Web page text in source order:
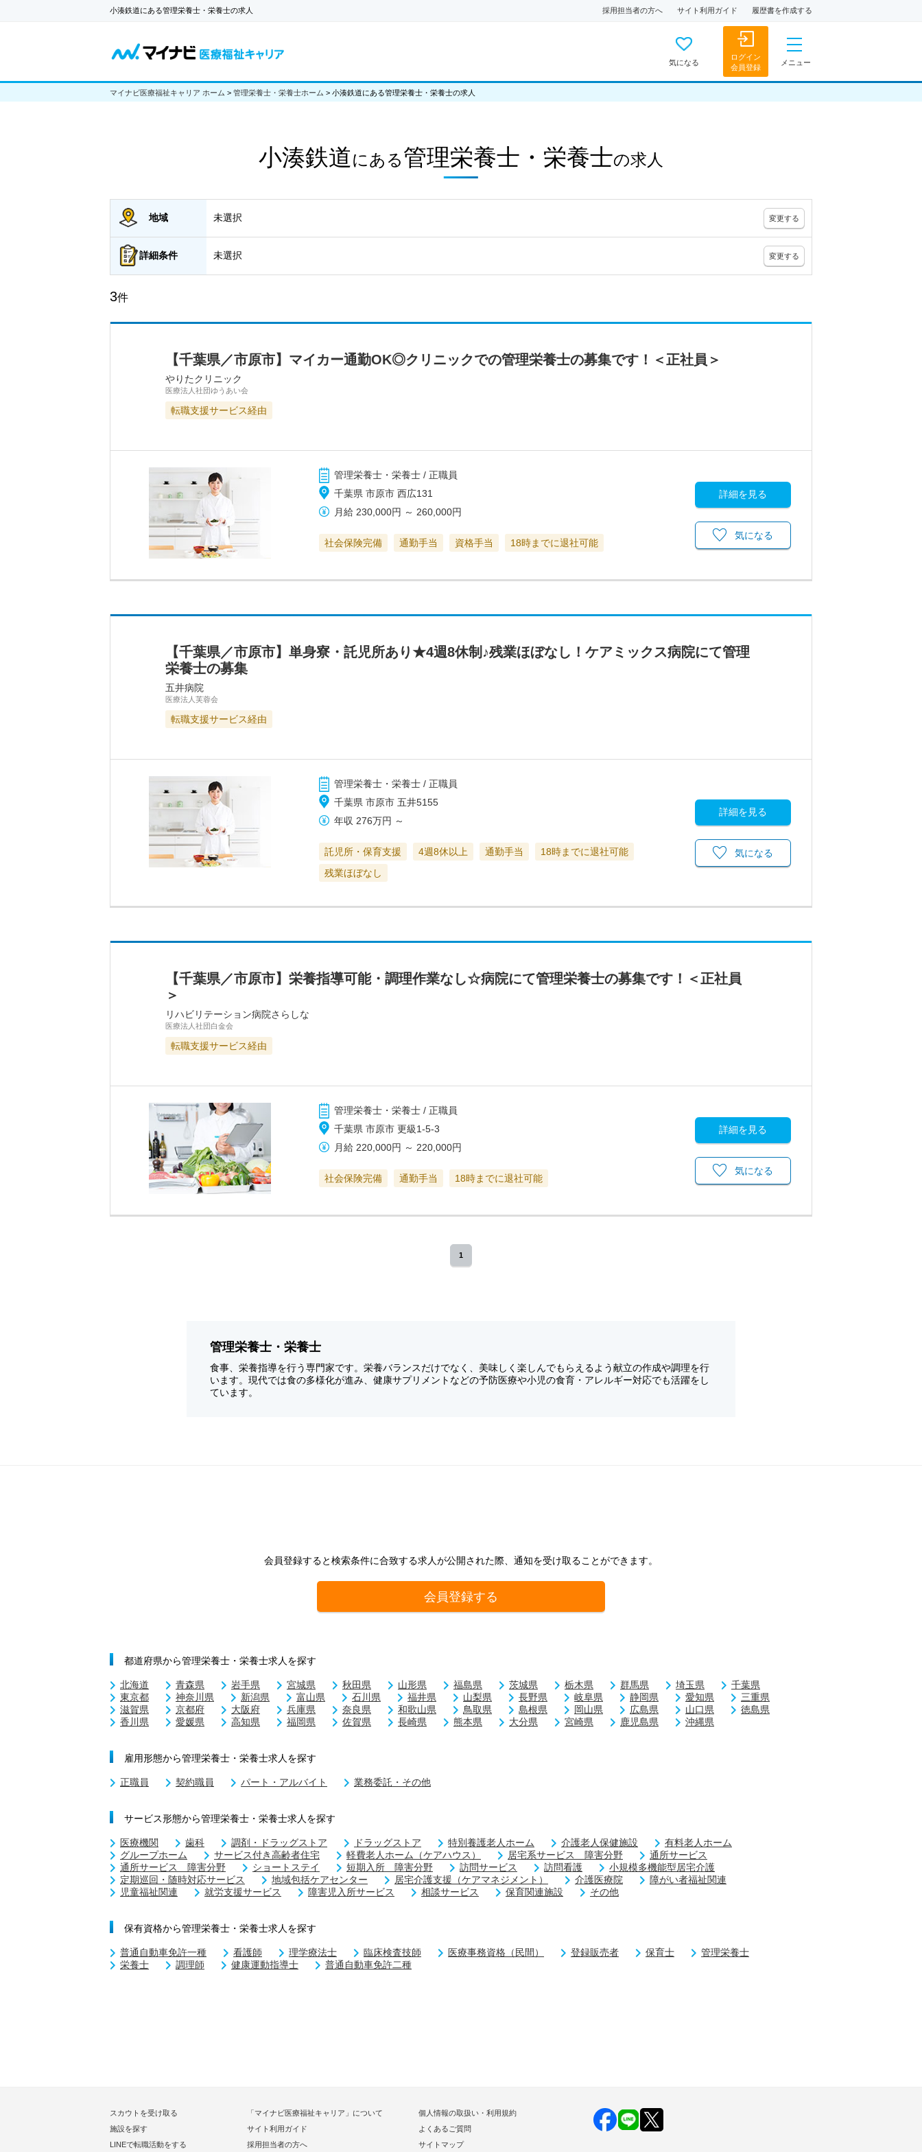
小湊鉄道にある管理栄養士・栄養士の求人 採用担当者の方へ サイト利用ガイド 履歴書を作成する
気になる
ログイン
会員登録
メニュー
マイナビ医療福祉キャリア ホーム > 管理栄養士・栄養士ホーム > 小湊鉄道にある管理栄養士・栄養士の求人
小湊鉄道にある管理栄養士・栄養士の求人
地域 未選択 変更する
詳細条件 未選択 変更する
3件
【千葉県／市原市】マイカー通勤OK◎クリニックでの管理栄養士の募集です！＜正社員＞
やりたクリニック
医療法人社団ゆうあい会
転職支援サービス経由
管理栄養士・栄養士 / 正職員
千葉県 市原市 西広131
月給 230,000円 ～ 260,000円
社会保険完備 通勤手当 資格手当 18時までに退社可能
詳細を見る
気になる
【千葉県／市原市】単身寮・託児所あり★4週8休制♪残業ほぼなし！ケアミックス病院にて管理
栄養士の募集
五井病院
医療法人芙蓉会
転職支援サービス経由
管理栄養士・栄養士 / 正職員
千葉県 市原市 五井5155
年収 276万円 ～
託児所・保育支援 4週8休以上 通勤手当
18時までに退社可能
残業ほぼなし
詳細を見る
気になる
【千葉県／市原市】栄養指導可能・調理作業なし☆病院にて管理栄養士の募集です！＜正社員
＞
リハビリテーション病院さらしな
医療法人社団白金会
転職支援サービス経由
管理栄養士・栄養士 / 正職員
千葉県 市原市 更級1-5-3
月給 220,000円 ～ 220,000円
社会保険完備 通勤手当 18時までに退社可能
詳細を見る
気になる
1
管理栄養士・栄養士
食事、栄養指導を行う専門家です。栄養バランスだけでなく、美味しく楽しんでもらえるよう献立の作成や調理を行
います。現代では食の多様化が進み、健康サプリメントなどの予防医療や小児の食育・アレルギー対応でも活躍をし
ています。
会員登録すると検索条件に合致する求人が公開された際、通知を受け取ることができます。
会員登録する
都道府県から管理栄養士・栄養士求人を探す
北海道 青森県 岩手県 宮城県 秋田県 山形県 福島県 茨城県 栃木県 群馬県 埼玉県
千葉県
東京都
神奈川県 新潟県 富山県 石川県 福井県 山梨県 長野県 岐阜県 静岡県 愛知県
三重県
滋賀県
京都府 大阪府 兵庫県 奈良県 和歌山県 鳥取県 島根県 岡山県 広島県 山口県
徳島県
香川県
愛媛県 高知県 福岡県 佐賀県 長崎県 熊本県 大分県 宮崎県 鹿児島県 沖縄県
雇用形態から管理栄養士・栄養士求人を探す
正職員 契約職員 パート・アルバイト 業務委託・その他
サービス形態から管理栄養士・栄養士求人を探す
医療機関 歯科 調剤・ドラッグストア ドラッグストア 特別養護老人ホーム 介護老人保健施設
有料老人ホーム
グループホーム
サービス付き高齢者住宅 軽費老人ホーム（ケアハウス） 居宅系サービス 障害分野
通所サービス
通所サービス 障害分野
ショートステイ 短期入所 障害分野 訪問サービス 訪問看護
小規模多機能型居宅介護
定期巡回・随時対応サービス
地域包括ケアセンター 居宅介護支援（ケアマネジメント） 介護医療院
障がい者福祉関連
児童福祉関連
就労支援サービス 障害児入所サービス 相談サービス 保育関連施設 その他
保有資格から管理栄養士・栄養士求人を探す
普通自動車免許一種 看護師 理学療法士 臨床検査技師 医療事務資格（民間） 登録販売者 保育士
管理栄養士
栄養士
調理師 健康運動指導士 普通自動車免許二種
スカウトを受け取る
施設を探す
LINEで転職活動をする
「マイナビ医療福祉キャリア」について
サイト利用ガイド
採用担当者の方へ
個人情報の取扱い・利用規約
よくあるご質問
サイトマップ